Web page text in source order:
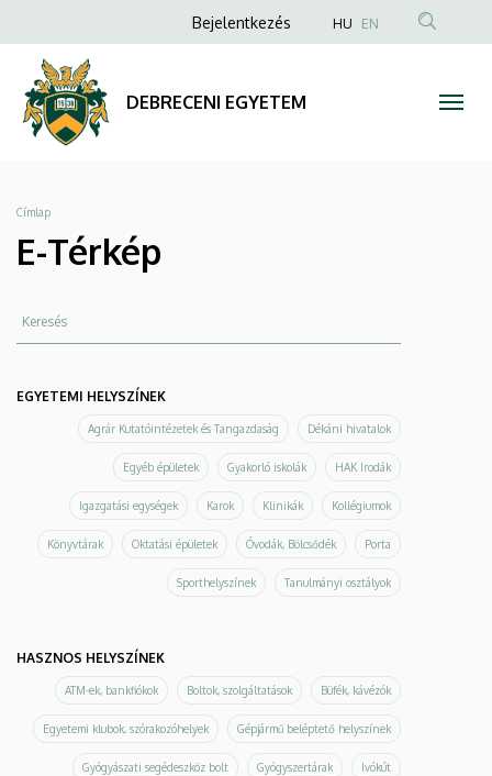
Térkép
DEBRECENI
EGYETEM
a
tartalomra
Anonim
menüje
Bejelentkezés HU EN
DEBRECENI EGYETEM
Morzsa
Címlap
E-Térkép
Keresés
EGYETEMI HELYSZÍNEK
Agrár Kutatóintézetek és Tangazdaság Dékáni hivatalok
Egyéb épületek Gyakorló iskolák HAK Irodák
Igazgatási egységek Karok Klinikák Kollégiumok
Könyvtárak Oktatási épületek Óvodák, Bölcsődék Porta
Sporthelyszínek Tanulmányi osztályok
HASZNOS HELYSZÍNEK
ATM-ek, bankfiókok Boltok, szolgáltatások Büfék, kávézók
Egyetemi klubok, szórakozóhelyek Gépjármű beléptető helyszínek
Gyógyászati segédeszköz bolt Gyógyszertárak Ivókút